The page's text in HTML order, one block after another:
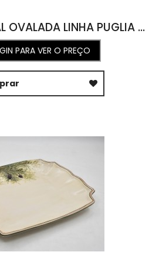
TRAVESSA CASUAL OVALADA LINHA PUGLIA 34L X 44C X 5A
PARA VER O PREÇO